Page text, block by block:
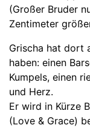
(Großer Bruder
Zentimeter
Grischa hat dort
haben: einen
Kumpels, einen
und Herz.
Er wird in Kürze
(Love & Grace)